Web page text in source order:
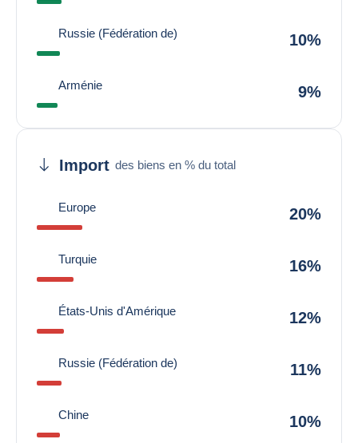
Russie (Fédération de) 10%
Arménie 9%
Import des biens en % du total
Europe 20%
Turquie 16%
États-Unis d'Amérique 12%
Russie (Fédération de) 11%
Chine 10%